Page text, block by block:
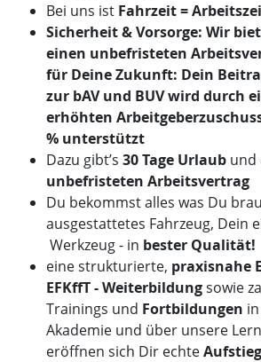
Bei uns ist Fahrzeit =
Sicherheit & Vorsorge: Wir
einen unbefristeten
für Deine Zukunft: Dein
zur bAVund BUVwird durch
erhöhten
% unterstützt
Dazu gibt’s 30 Tage Urlaub und
unbefristeten Arbeitsvertrag
Du bekommst alles was Du
ausgestattetes Fahrzeug, Dein
Werkzeug - in bester Qualität!
eine strukturierte, praxisnahe
EFKffT - Weiterbildungsowie
Trainings und Fortbildungen
Akademie und über unsere
eröffnen sich Dir echte